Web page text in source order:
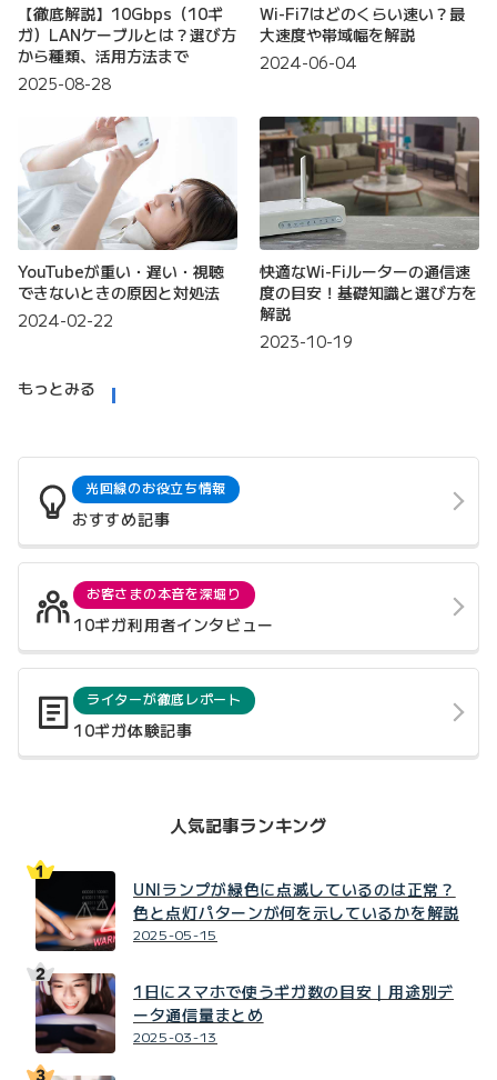
【徹底解説】10Gbps（10ギ
ガ）LANケーブルとは？選び方
から種類、活用方法まで
2025-08-28
Wi-Fi7はどのくらい速い？最
大速度や帯域幅を解説
2024-06-04
YouTubeが重い・遅い・視聴
できないときの原因と対処法
2024-02-22
快適なWi-Fiルーターの通信速
度の目安！基礎知識と選び方を
解説
2023-10-19
もっとみる
光回線のお役立ち情報
おすすめ記事
お客さまの本音を深堀り
10ギガ利用者インタビュー
ライターが徹底レポート
10ギガ体験記事
人気記事ランキング
UNIランプが緑色に点滅しているのは正常？
色と点灯パターンが何を示しているかを解説
2025-05-15
1日にスマホで使うギガ数の目安｜用途別デ
ータ通信量まとめ
2025-03-13